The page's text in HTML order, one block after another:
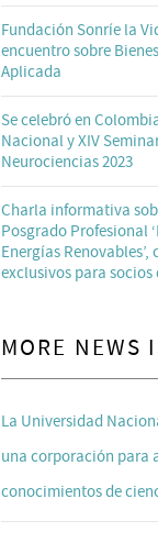
Fundación Sonríe la
encuentro sobre
Aplicada
Se celebró en
Nacional y XIV
Neurociencias 2023
Charla informativa
Posgrado Profesional
Energías Renovables’,
exclusivos para socios
MORE NEWS
La Universidad
una corporación para
conocimientos de